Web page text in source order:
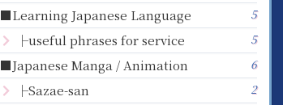
■Learning Japanese Language 5
├useful phrases for service 5
■Japanese Manga / Animation 6
├Sazae-san 2